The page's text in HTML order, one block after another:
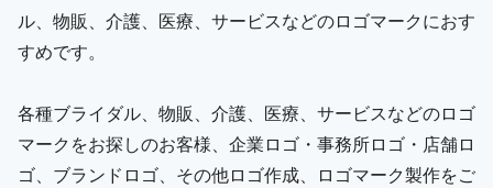
ル、物販、介護、医療、サービスなどのロゴマークにおす
すめです。
各種ブライダル、物販、介護、医療、サービスなどのロゴ
マークをお探しのお客様、企業ロゴ・事務所ロゴ・店舗ロ
ゴ、ブランドロゴ、その他ロゴ作成、ロゴマーク製作をご